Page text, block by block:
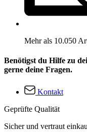
Mehr als 10.050
Benötigst du Hilfe zu
gerne deine Fragen.
Kontakt
Geprüfte Qualität
Sicher und vertraut